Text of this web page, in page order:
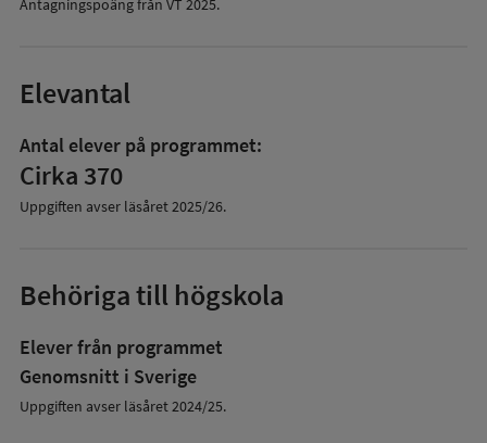
Antagningspoäng från VT 2025.
Elevantal
Antal elever på programmet:
Cirka 370
Uppgiften avser läsåret2025/26.
Behöriga till högskola
Elever från programmet
Genomsnitt i Sverige
Uppgiften avser läsåret 2024/25.